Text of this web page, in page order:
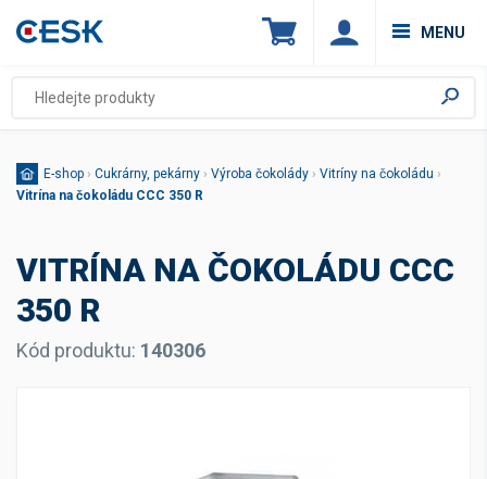
MENU
E-shop › Cukrárny, pekárny › Výroba čokolády › Vitríny na čokoládu ›
Vitrína na čokoládu CCC 350 R
VITRÍNA NA ČOKOLÁDU CCC
350 R
Kód produktu: 140306